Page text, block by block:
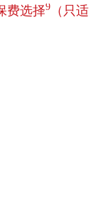
费选择9
（只适